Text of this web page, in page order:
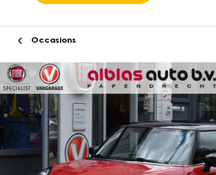
Occasions